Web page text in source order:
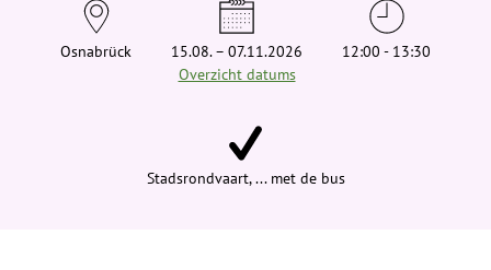
Osnabrück
15.08. – 07.11.2026
Overzicht datums
12:00 - 13:30
Stadsrondvaart, ... met de bus